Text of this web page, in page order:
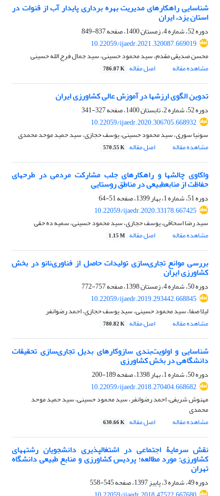
شناسایی راهکارهای مدیریت بهره برداری پایدار آب از قنوات در
استان یزد، ایران
دوره 52، شماره 4، زمستان 1400، صفحه
837-849
10.22059/ijaedr.2021.320087.669019
محسن صدیقی مقدم، سید محمود حسینی، سید جمال فرج الله حسینی
مشاهده مقاله
اصل مقاله 786.07 K
تدوین الگوی ارزش‏ها در آموزش عالی کشاورزی ایران
دوره 52، شماره 2، تابستان 1400، صفحه
327-341
10.22059/ijaedr.2020.306705.668932
سونیا سوری، سید محمود حسینی، یوسف حجازی، سید حمید موحد محمدی
مشاهده مقاله
اصل مقاله 570.55 K
واکاوی چالش‏ها و راهکارهای جلب مشارکت مردمی در طرح‏های
حفاظت از منابع‏طبیعی در مناطق روستایی
دوره 51، شماره 1، بهار 1399، صفحه
51-64
10.22059/ijaedr.2020.33178.667425
سید رضا اسحاقی، یوسف حجازی، سید محمود حسینی، سمیه ده حقی
مشاهده مقاله
اصل مقاله 1.15 M
بررسی موانع تجاری‌سازی تولیدات حاصل از فناوری‌نانو در بخش
کشاورزی ایران
دوره 50، شماره 4، زمستان 1398، صفحه
757-772
10.22059/ijaedr.2019.293442.668845
لیلا صفا، سید محمود حسینی، سید یوسف حجازی، احمد رضوانفر
مشاهده مقاله
اصل مقاله 780.82 K
شناسایی و اولویت‌بندی سازوکارهای بدیل تجاری‌سازی تحقیقات
دانشگاهی در بخش کشاورزی
دوره 50، شماره 1، بهار 1398، صفحه
189-200
10.22059/ijaedr.2018.270404.668682
مهنوش شریفی، احمد رضوانفر، سید محمود حسینی، سید حمید موحد
محمدی
مشاهده مقاله
اصل مقاله 630.66 K
نقش سرمایۀ اجتماعی در اشتغال‏پذیری دانشجویان رشته‏های
کشاورزی: مورد مطالعه؛ پردیس کشاورزی و منابع طبیعی دانشگاه
تهران
دوره 49، شماره 3، پاییز 1397، صفحه
545-558